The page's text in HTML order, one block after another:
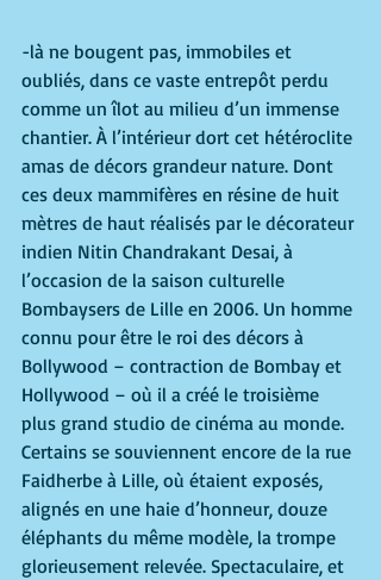
-là ne bougent pas, immobiles et
oubliés, dans ce vaste entrepôt perdu
comme un îlot au milieu d’un immense
chantier. À l’intérieur dort cet hétéroclite
amas de décors grandeur nature. Dont
ces deux mammifères en résine de huit
mètres de haut réalisés par le décorateur
indien Nitin Chandrakant Desai, à
l’occasion de la saison culturelle
Bombaysers de Lille en 2006. Un homme
connu pour être le roi des décors à
Bollywood – contraction de Bombay et
Hollywood – où il a créé le troisième
plus grand studio de cinéma au monde.
Certains se souviennent encore de la rue
Faidherbe à Lille, où étaient exposés,
alignés en une haie d’honneur, douze
éléphants du même modèle, la trompe
glorieusement relevée. Spectaculaire, et